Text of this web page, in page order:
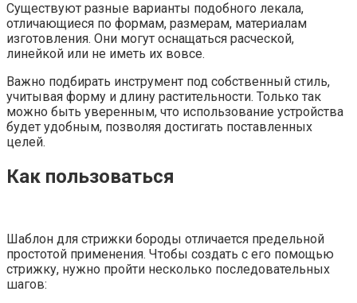
Существуют разные варианты подобного лекала,
отличающиеся по формам, размерам, материалам
изготовления. Они могут оснащаться расческой,
линейкой или не иметь их вовсе.
Важно подбирать инструмент под собственный стиль,
учитывая форму и длину растительности. Только так
можно быть уверенным, что использование устройства
будет удобным, позволяя достигать поставленных
целей.
Как пользоваться
Шаблон для стрижки бороды отличается предельной
простотой применения. Чтобы создать с его помощью
стрижку, нужно пройти несколько последовательных
шагов: